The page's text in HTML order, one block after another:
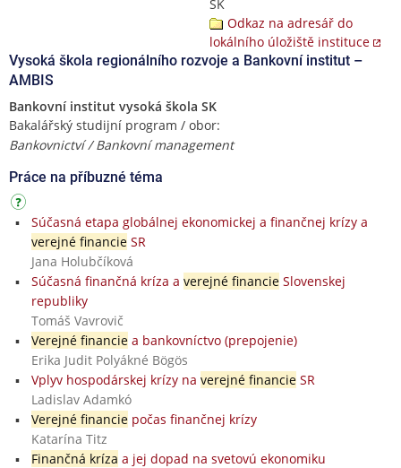
SK
Odkaz na adresář do
lokálního úložiště instituce
Vysoká škola regionálního rozvoje a Bankovní institut –
AMBIS
Bankovní institut vysoká škola SK
Bakalářský studijní program / obor:
Bankovnictví / Bankovní management
Práce na příbuzné téma
Súčasná etapa globálnej ekonomickej a finančnej krízy a
verejné financieSR
Jana Holubčíková
Súčasná finančná kríza a verejné financieSlovenskej
republiky
Tomáš Vavrovič
Verejné financiea bankovníctvo (prepojenie)
Erika Judit Polyákné Bögös
Vplyv hospodárskej krízy na verejné financieSR
Ladislav Adamkó
Verejné financiepočas finančnej krízy
Katarína Titz
Finančná kríza a jej dopad na svetovú ekonomiku